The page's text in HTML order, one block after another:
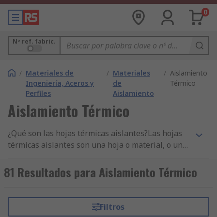
0
Nº ref. fabric.
/ Materiales de
Ingeniería, Aceros y
Perfiles
/ Materiales
de
Aislamiento
/ Aislamiento
Térmico
Aislamiento Térmico
¿Qué son las hojas térmicas aislantes?Las hojas
térmicas aislantes son una hoja o material, o una
de calor. El calor se transfiere de las superficies
más cálidas a una superficie más fría, lo que hace
iguales. El aislamiento térmico reduce la
transferencia de calor entre superficies. La
81 Resultados para Aislamiento Térmico
Filtros